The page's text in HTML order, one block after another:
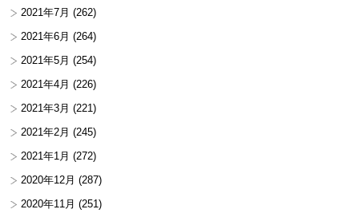
2021年7月 (262)
2021年6月 (264)
2021年5月 (254)
2021年4月 (226)
2021年3月 (221)
2021年2月 (245)
2021年1月 (272)
2020年12月 (287)
2020年11月 (251)